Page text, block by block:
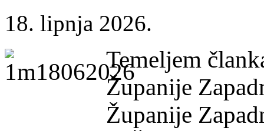
18. lipnja 2026.
Temeljem
Županije
Županije